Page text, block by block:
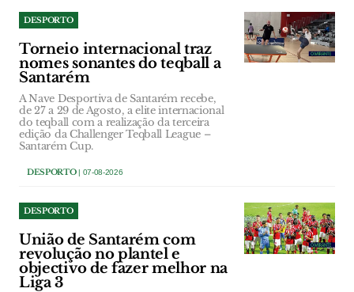
DESPORTO
Torneio internacional traz
nomes sonantes do teqball a
Santarém
A Nave Desportiva de Santarém recebe,
de 27 a 29 de Agosto, a elite internacional
do teqball com a realização da terceira
edição da Challenger Teqball League –
Santarém Cup.
DESPORTO| 07-08-2026
DESPORTO
União de Santarém com
revolução no plantel e
objectivo de fazer melhor na
Liga 3